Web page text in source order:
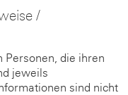
/
Personen, die ihren
jeweils
sind nicht